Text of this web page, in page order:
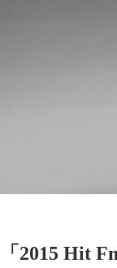
「2015 Hit